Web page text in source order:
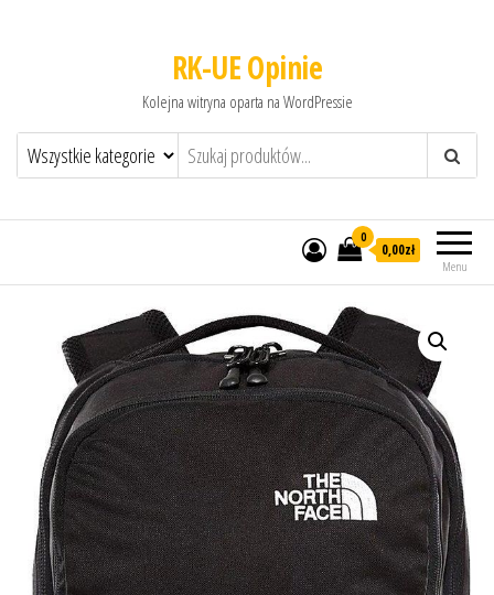
RK-UE Opinie
Kolejna witryna oparta na WordPressie
Menu
0
0,00zł